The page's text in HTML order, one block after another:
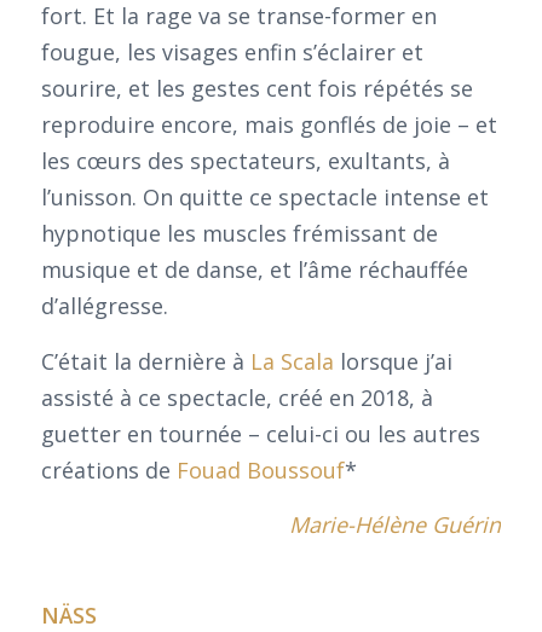
fort. Et la rage va se transe-former en
fougue, les visages enfin s’éclairer et
sourire, et les gestes cent fois répétés se
reproduire encore, mais gonflés de joie – et
les cœurs des spectateurs, exultants, à
l’unisson. On quitte ce spectacle intense et
hypnotique les muscles frémissant de
musique et de danse, et l’âme réchauffée
d’allégresse.
C’était la dernière à La Scala lorsque j’ai
assisté à ce spectacle, créé en 2018, à
guetter en tournée – celui-ci ou les autres
créations de Fouad Boussouf*
Marie-Hélène Guérin
NÄSS